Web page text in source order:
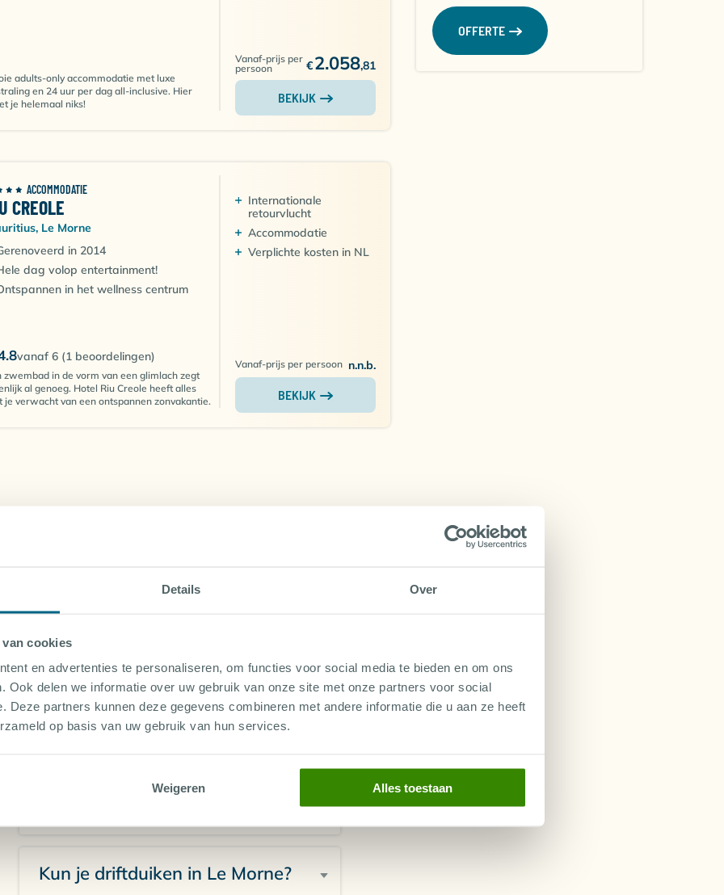
Details Over
cookies
en advertenties te personaliseren, om functies voor social media te bieden en om ons
Ook delen we informatie over uw gebruik van onze site met onze partners voor social
Deze partners kunnen deze gegevens combineren met andere informatie die u aan ze heeft
op basis van uw gebruik van hun services.
Weigeren Alles toestaan
adults-only accommodatie met luxe
en 24 uur per dag all-inclusive. Hier
je helemaal niks!
Vanaf-prijs per
persoon
€2.058,81
BEKIJK
ACCOMMODATIE
CREOLE
Le Morne
in 2014
dag volop entertainment!
in het wellness centrum
vanaf 6 (1 beoordelingen)
zwembad in de vorm van een glimlach zegt
al genoeg. Hotel Riu Creole heeft alles
je verwacht van een ontspannen zonvakantie.
Internationale
retourvlucht
Accommodatie
Verplichte kosten in NL
Vanaf-prijs per persoon n.n.b.
BEKIJK
Kun je ook leren duiken in Le
Morne?
Is Le Morne ook leuk als je niet
Kun je driftduiken in Le Morne?
OFFERTE